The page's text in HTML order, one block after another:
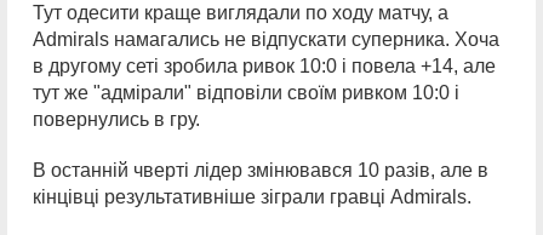
Тут одесити краще виглядали по ходу матчу, а
Admirals намагались не відпускати суперника. Хоча
в другому сеті зробила ривок 10:0 і повела +14, але
тут же "адмірали" відповіли своїм ривком 10:0 і
повернулись в гру.
В останній чверті лідер змінювався 10 разів, але в
кінцівці результативніше зіграли гравці Admirals.